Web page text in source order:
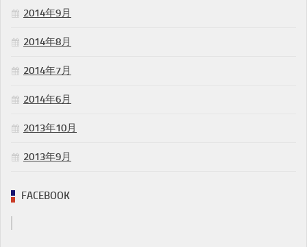
2014年9月
2014年8月
2014年7月
2014年6月
2013年10月
2013年9月
FACEBOOK